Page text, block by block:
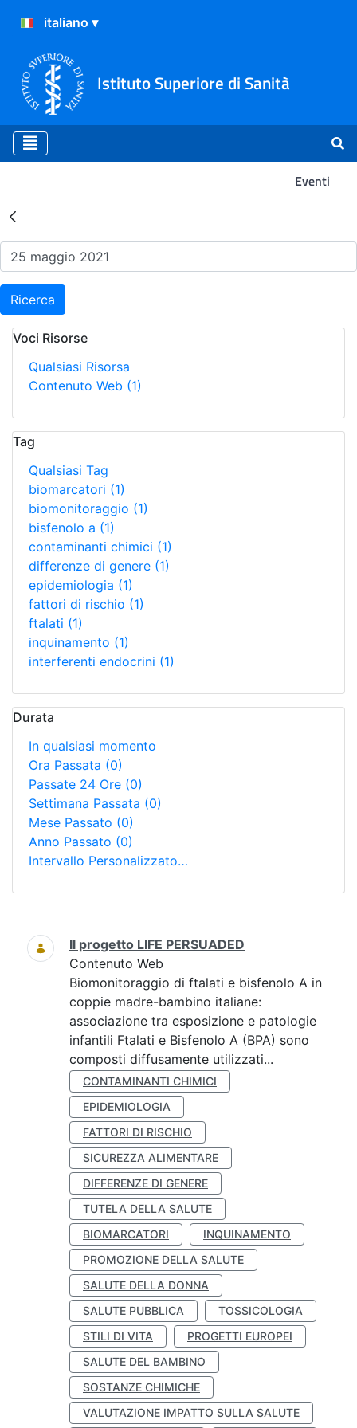
Istituto Superiore di Sanità
Eventi
Risultati della Ricerca -
Ricerca
Voci Risorse
Qualsiasi Risorsa
Contenuto Web (1)
Tag
Qualsiasi Tag
biomarcatori (1)
biomonitoraggio (1)
bisfenolo a (1)
contaminanti chimici (1)
differenze di genere (1)
epidemiologia (1)
fattori di rischio (1)
ftalati (1)
inquinamento (1)
interferenti endocrini (1)
Durata
In qualsiasi momento
Ora Passata (0)
Passate 24 Ore (0)
Settimana Passata (0)
Mese Passato (0)
Anno Passato (0)
Intervallo Personalizzato…
Ricerca
Il progetto LIFE PERSUADED
Contenuto Web
Biomonitoraggio di ftalati e bisfenolo A in
coppie madre-bambino italiane:
associazione tra esposizione e patologie
infantili Ftalati e Bisfenolo A (BPA) sono
composti diffusamente utilizzati...
CONTAMINANTI CHIMICI
EPIDEMIOLOGIA
FATTORI DI RISCHIO
SICUREZZA ALIMENTARE
DIFFERENZE DI GENERE
TUTELA DELLA SALUTE
BIOMARCATORI
INQUINAMENTO
PROMOZIONE DELLA SALUTE
SALUTE DELLA DONNA
SALUTE PUBBLICA
TOSSICOLOGIA
STILI DI VITA
PROGETTI EUROPEI
SALUTE DEL BAMBINO
SOSTANZE CHIMICHE
VALUTAZIONE IMPATTO SULLA SALUTE